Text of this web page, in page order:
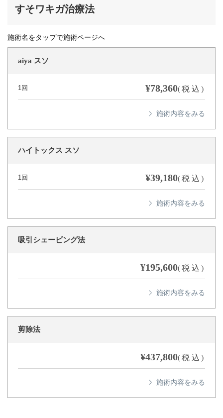
すそワキガ治療法
施術名をタップで施術ページへ
aiya スソ
1回 ¥78,360(税込)
ハイトックス スソ
1回 ¥39,180(税込)
吸引シェービング法
¥195,600(税込)
剪除法
¥437,800(税込)